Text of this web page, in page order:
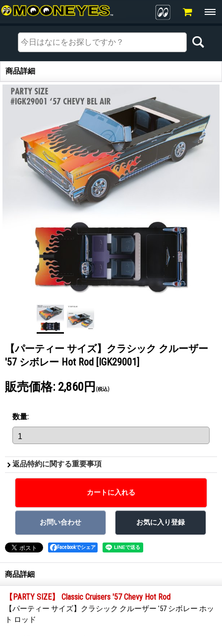
商品詳細
商品詳細
【パーティー サイズ】クラシック クルーザー
'57 シボレー Hot Rod [IGK29001]
販売価格: 2,860円 (税込)
数量:
返品特約に関する重要事項
Facebookでシェア
商品詳細
【PARTY SIZE】 Classic Cruisers '57 Chevy Hot Rod
【パーティー サイズ】クラシック クルーザー '57 シボレー ホッ
ト ロッド